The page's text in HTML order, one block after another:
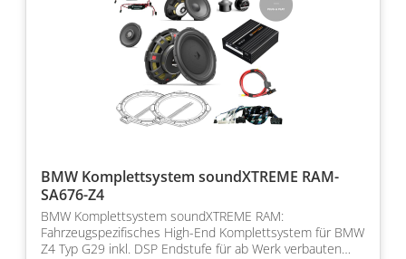
BMW Komplettsystem soundXTREME RAM-
SA676-Z4
BMW Komplettsystem soundXTREME RAM:
Fahrzeugspezifisches High-End Komplettsystem für BMW
Z4 Typ G29 inkl. DSP Endstufe für ab Werk verbauten